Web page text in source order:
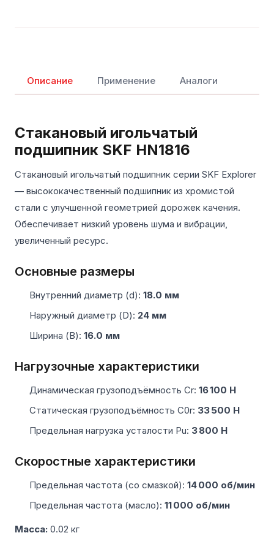
Описание Применение Аналоги
Стакановый игольчатый
подшипник SKF HN1816
Стакановый игольчатый подшипник серии SKF Explorer
— высококачественный подшипник из хромистой
стали с улучшенной геометрией дорожек качения.
Обеспечивает низкий уровень шума и вибрации,
увеличенный ресурс.
Основные размеры
Внутренний диаметр (d): 18.0 мм
Наружный диаметр (D): 24 мм
Ширина (B): 16.0 мм
Нагрузочные характеристики
Динамическая грузоподъёмность Cr: 16 100 Н
Статическая грузоподъёмность C0r: 33 500 Н
Предельная нагрузка усталости Pu: 3 800 Н
Скоростные характеристики
Предельная частота (со смазкой): 14 000 об/мин
Предельная частота (масло): 11 000 об/мин
Масса: 0.02 кг